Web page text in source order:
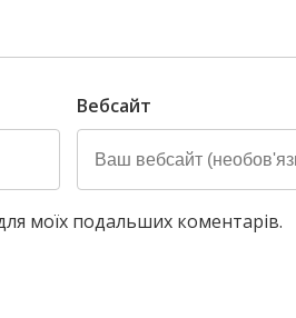
Вебсайт
моїх подальших коментарів.